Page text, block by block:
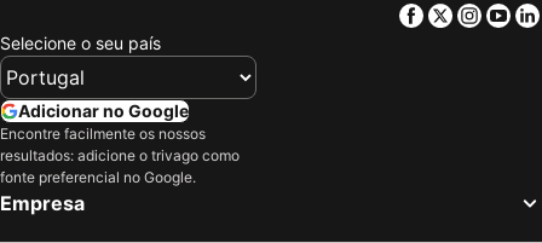
Facebook
Twitter
Selecione o seu país
Adicionar no Google
Encontre facilmente os nossos
resultados: adicione o trivago como
fonte preferencial no Google.
Empresa